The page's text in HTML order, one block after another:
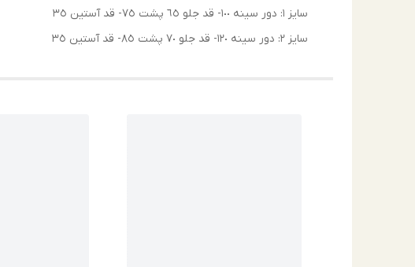
سايز ١: دور سينه ١٠٠- قد جلو ٦٥ پشت ٧٥- قد آستين ٣٥
سايز ٢: دور سينه ١٢٠- قد جلو ٧٠ پشت ٨٥- قد آستين ٣٥